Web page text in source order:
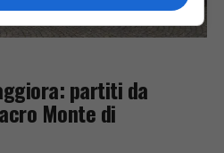
partiti da
Monte di